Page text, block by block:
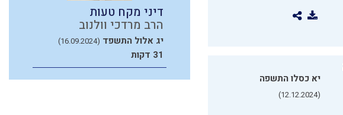
יא כסלו התשפה
(12.12.2024)
דיני מקח טעות
הרב מרדכי וולנוב
יג אלול התשפד (16.09.2024)
31 דקות